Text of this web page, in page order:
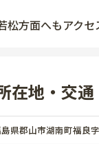
松方面へもアク
在地・交通
県郡山市湖南町福良